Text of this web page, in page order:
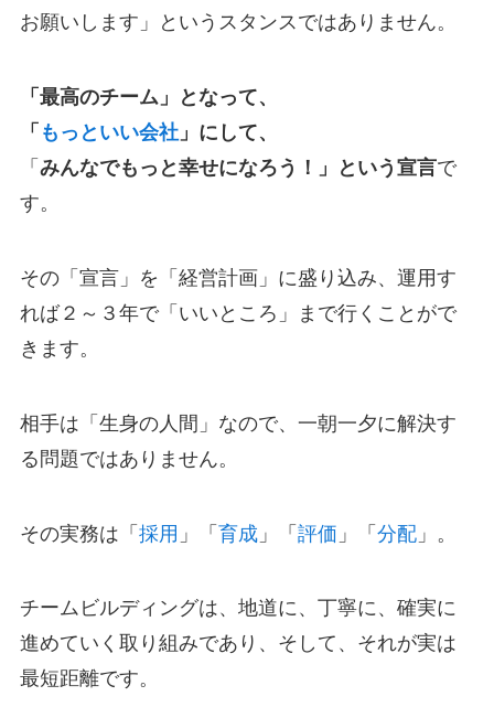
お願いします」というスタンスではありません。
「最高のチーム」となって、
「 もっといい会社」にして、
「 みんなでもっと幸せになろう！」という宣言で
す。
その「宣言」を「経営計画」に盛り込み、運用す
れば２～３年で「いいところ」まで行くことがで
きます。
相手は「生身の人間」なので、一朝一夕に解決す
る問題ではありません。
その実務は「 採用 」「 育成」「 評価 」「 分配」。
チームビルディングは、地道に、丁寧に、確実に
進めていく取り組みであり、そして、それが実は
最短距離です。